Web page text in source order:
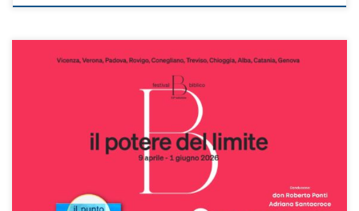
Con don Roberto Ponti e Adriana Santacroce, un appuntamento
di profonda riflessione sul Festival Biblico 2026 e il suo tema
centrale: “Il potere del limite”. Il Festival Biblico è un’iniziativa
culturale ed ecclesiale che mira a far dialogare la Bibbia con le
domande del nostro tempo, coinvolgendo credenti e non […]